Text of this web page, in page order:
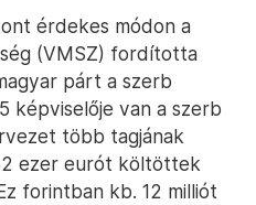
érdekes módon a
(VMSZ) fordította
párt a szerb
képviselője van a szerb
több tagjának
ezer eurót költöttek
forintban kb. 12 milliót